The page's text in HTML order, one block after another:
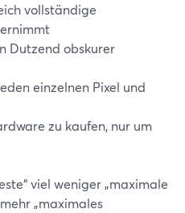
vollständige
Dutzend obskurer
einzelnen Pixel und
zu kaufen, nur um
viel weniger „maximale
„maximales